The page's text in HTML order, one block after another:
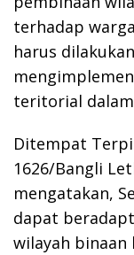
terhadap
harus
teritorial
Ditempat
1626/Bangli
mengatakan,
dapat
wilayah binaan